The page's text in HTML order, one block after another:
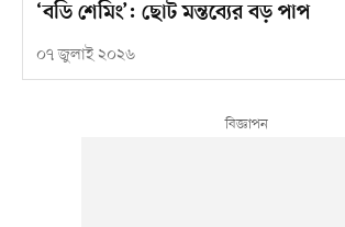
‘বডি শেমিং’: ছোট মন্তব্যের বড় পাপ
০৭ জুলাই ২০২৬